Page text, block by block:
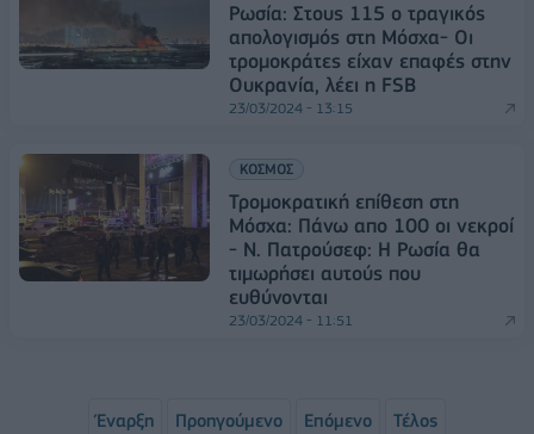
Ρωσία: Στους 115 ο τραγικός
απολογισμός στη Μόσχα- Οι
τρομοκράτες είχαν επαφές στην
Ουκρανία, λέει η FSB
23/03/2024 - 13:15
ΚΟΣΜΟΣ
Τρομοκρατική επίθεση στη
Μόσχα: Πάνω απο 100 οι νεκροί
- Ν. Πατρούσεφ: Η Ρωσία θα
τιμωρήσει αυτούς που
ευθύνονται
23/03/2024 - 11:51
Έναρξη Προηγούμενο Επόμενο Τέλος